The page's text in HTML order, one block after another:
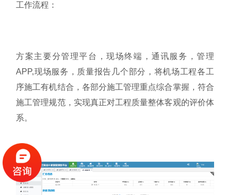
工作流程：
方案主要分管理平台，现场终端，通讯服务，管理
APP,现场服务，质量报告几个部分，将机场工程各工
序施工有机结合，各部分施工管理重点综合掌握，符合
施工管理规范，实现真正对工程质量整体客观的评价体
系。